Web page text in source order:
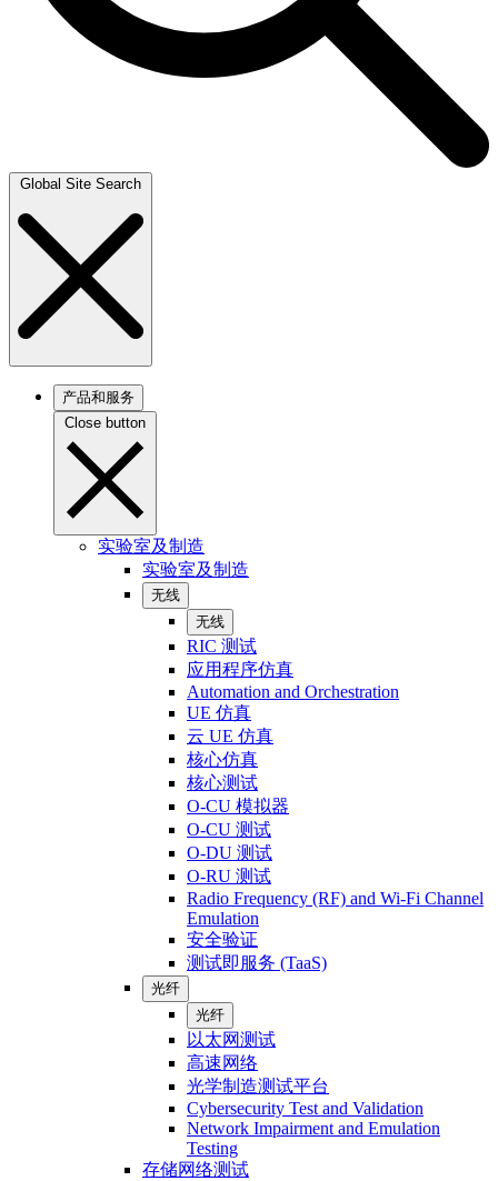
Global Site Search
产品和服务
Close button
实验室及制造
实验室及制造
无线
无线
RIC 测试
应用程序仿真
Automation and Orchestration
UE 仿真
云 UE 仿真
核心仿真
核心测试
O-CU 模拟器
O-CU 测试
O-DU 测试
O-RU 测试
Radio Frequency (RF) and Wi-Fi Channel
Emulation
安全验证
测试即服务 (TaaS)
光纤
光纤
以太网测试
高速网络
光学制造测试平台
Cybersecurity Test and Validation
Network Impairment and Emulation
Testing
存储网络测试